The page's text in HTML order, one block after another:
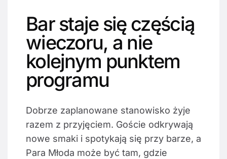
Bar staje się częścią
wieczoru, a nie
kolejnym punktem
programu
Dobrze zaplanowane stanowisko żyje
razem z przyjęciem. Goście odkrywają
nowe smaki i spotykają się przy barze, a
Para Młoda może być tam, gdzie